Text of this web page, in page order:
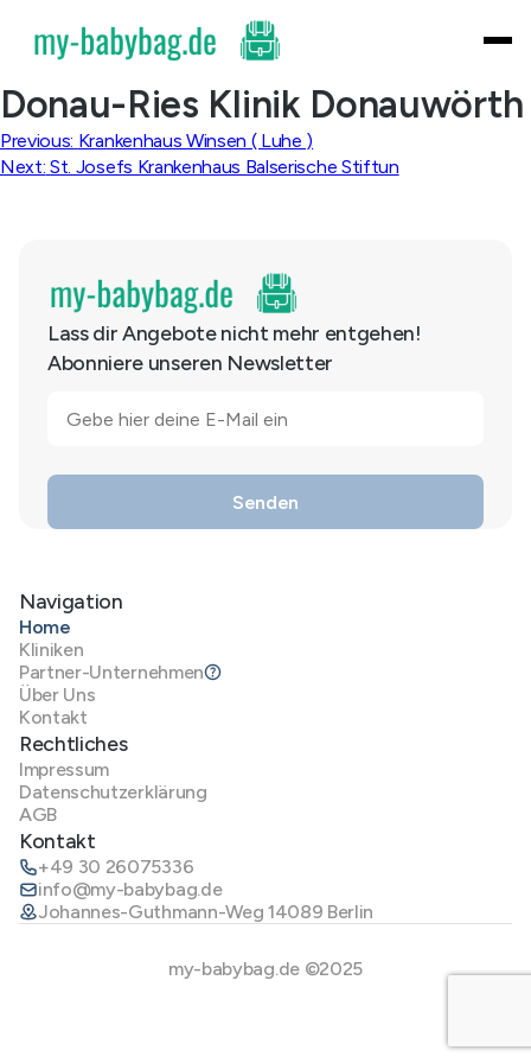
content
Donau-Ries Klinik Donauwörth
Beitragsnavigation
Previous: Krankenhaus Winsen ( Luhe )
Next: St. Josefs Krankenhaus Balserische Stiftun
Lass dir Angebote nicht mehr entgehen!
Abonniere unseren Newsletter
Navigation
Home
Kliniken
Partner-Unternehmen
Über Uns
Kontakt
Rechtliches
Impressum
Datenschutzerklärung
AGB
Kontakt
+49 30 26075336
info@my-babybag.de
Johannes-Guthmann-Weg 14089 Berlin
my-babybag.de ©2025